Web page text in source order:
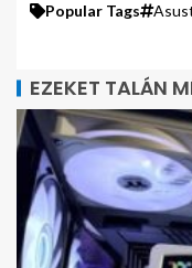
Popular Tags
EZEKET TALÁN